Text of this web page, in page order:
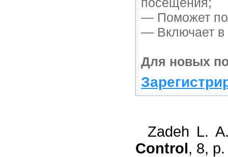
— Поможет
— Включает в
Для новых
Zadeh L.
Control, 8,